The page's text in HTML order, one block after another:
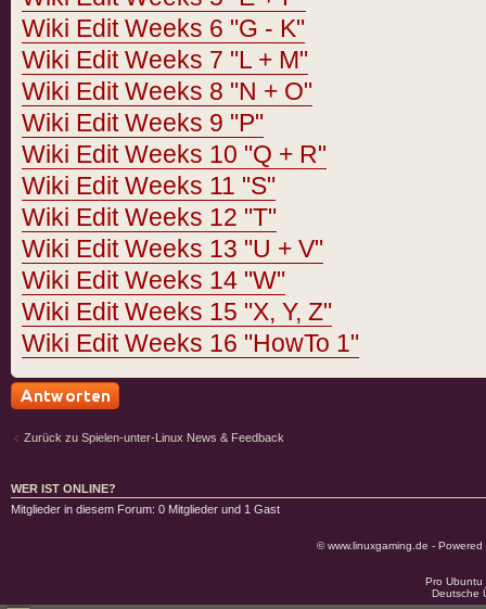
Wiki Edit Weeks 6 "G - K"
Wiki Edit Weeks 7 "L + M"
Wiki Edit Weeks 8 "N + O"
Wiki Edit Weeks 9 "P"
Wiki Edit Weeks 10 "Q + R"
Wiki Edit Weeks 11 "S"
Wiki Edit Weeks 12 "T"
Wiki Edit Weeks 13 "U + V"
Wiki Edit Weeks 14 "W"
Wiki Edit Weeks 15 "X, Y, Z"
Wiki Edit Weeks 16 "HowTo 1"
Zurück zu Spielen-unter-Linux News & Feedback
WER IST ONLINE?
Mitglieder in diesem Forum: 0 Mitglieder und 1 Gast
© www.linuxgaming.de -
Pro
Deutsche